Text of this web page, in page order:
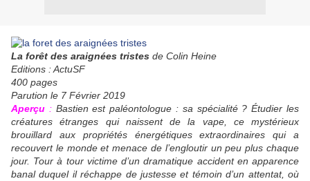
La forêt des araignées tristes de Colin Heine
Editions : ActuSF
400 pages
Parution le 7 Février 2019
Aperçu :Bastien est paléontologue : sa spécialité ? Étudier les
créatures étranges qui naissent de la vape, ce mystérieux
brouillard aux propriétés énergétiques extraordinaires qui a
recouvert le monde et menace de l’engloutir un peu plus chaque
jour. Tour à tour victime d’un dramatique accident en apparence
banal duquel il réchappe de justesse et témoin d’un attentat, où